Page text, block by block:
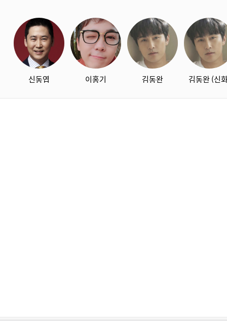
신동엽 이홍기 김동완 김동완 (신